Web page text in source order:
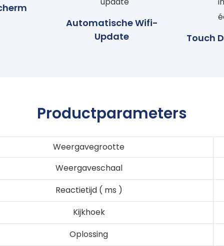
Automatische Wifi-
Update
Touch
Productparameters
Weergavegrootte
Weergaveschaal
Reactietijd( ms )
Kijkhoek
Oplossing